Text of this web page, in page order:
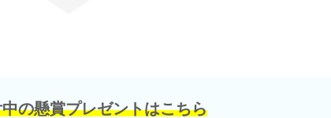
の懸賞プレゼントはこちら